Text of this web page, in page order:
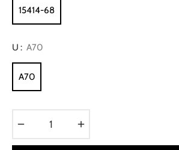
15414-68
U : A70
A70